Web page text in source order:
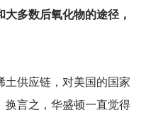
多数后氧化物的途径，
土供应链，对美国的国家
换言之，华盛顿一直觉得